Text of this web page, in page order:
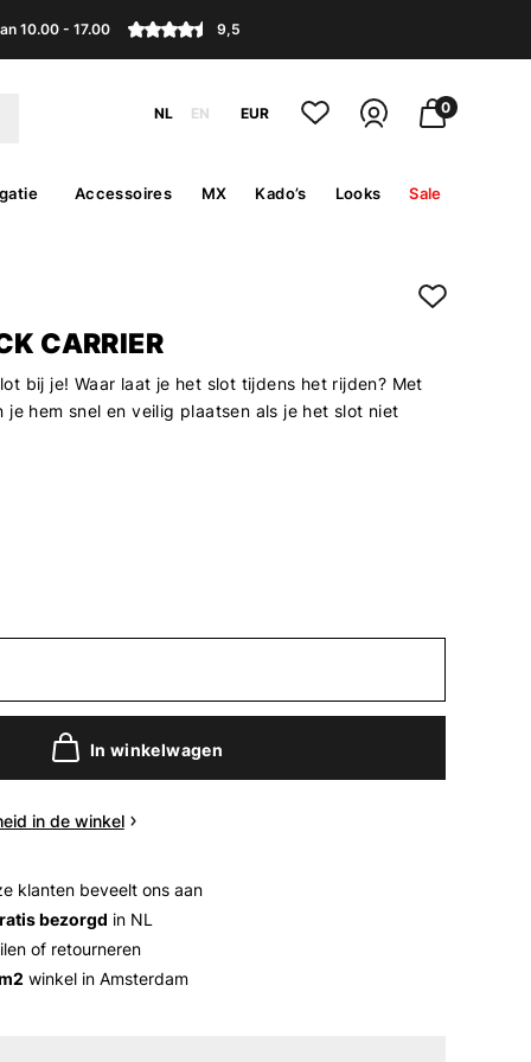
10.00 - 17.00 9,5
NL EN EUR 0
Accessoires MX Kado’s Looks Sale
CARRIER
bij je! Waar laat je het slot tijdens het rijden? Met
je hem snel en veilig plaatsen als je het slot niet
In winkelwagen
in de winkel
klanten beveelt ons aan
bezorgd in NL
of retourneren
winkel in Amsterdam